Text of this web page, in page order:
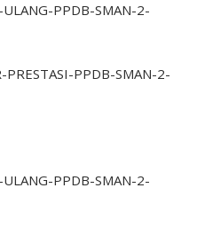
PPDB-SMAN-2-
PRESTASI-PPDB-SMAN-2-
PPDB-SMAN-2-